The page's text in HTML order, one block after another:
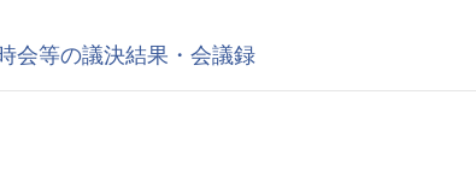
会等の議決結果・会議録